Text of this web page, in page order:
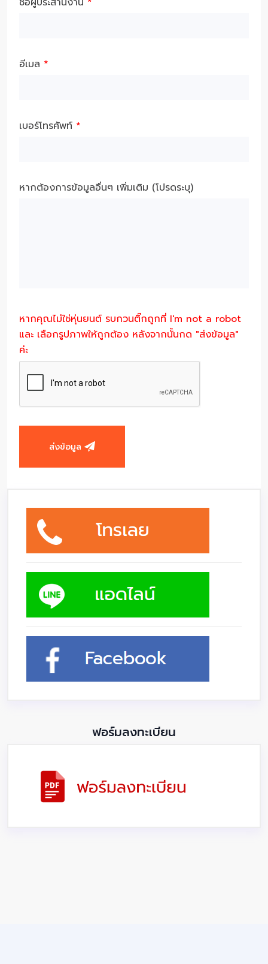
อีเมล *
เบอร์โทรศัพท์ *
หากต้องการข้อมูลอื่นๆ เพิ่มเติม (โปรดระบุ)
หากคุณไม่ใช่หุ่นยนต์ รบกวนติ๊กถูกที่ I'm not a robot
และ เลือกรูปภาพให้ถูกต้อง หลังจากนั้นกด "ส่งข้อมูล"
ค่ะ
ส่งข้อมูล
ฟอร์มลงทะเบียน